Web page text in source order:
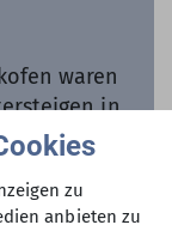
waren
in
zu
anbieten zu